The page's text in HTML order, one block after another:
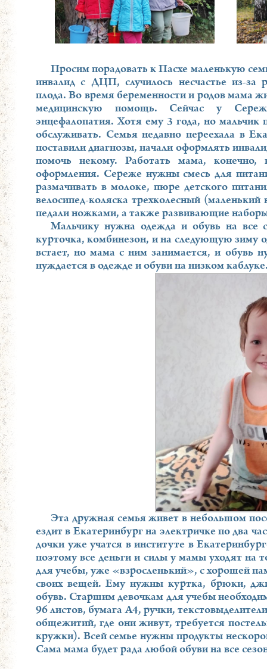
Просим порадовать к Пасхе маленькую
инвалид с ДЦП, случилось несчастье из-за
плода. Во время беременности и родов мама
медицинскую помощь. Сейчас у
энцефалопатия. Хотя ему 3 года, но
обслуживать. Семья недавно переехала в
поставили диагнозы, начали оформлять
помочь некому. Работать мама,
оформления. Сереже нужны смесь для
размачивать в молоке, пюре детского
велосипед-коляска трехколесный
педали ножками, а также развивающие
Мальчику нужна одежда и обувь на все
курточка, комбинезон, и на следующую зиму
встает, но мама с ним занимается, и обувь
нуждается в одежде и обуви на низком
Эта дружная семья живет в небольшом
ездит в Екатеринбург на электричке по два
дочки уже учатся в институте в
поэтому все деньги и силы у мамы уходят на
для учебы, уже «взросленький», с хорошей
своих вещей. Ему нужны куртка, брюки,
обувь. Старшим девочкам для учебы
96 листов, бумага А4, ручки,
общежитий, где они живут, требуется
кружки). Всей семье нужны продукты
Сама мама будет рада любой обуви на все